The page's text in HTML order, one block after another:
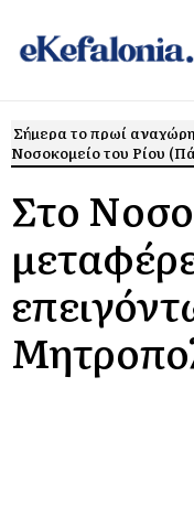
Σήμερα το πρωί
Νοσοκομείο του Ρίου
Στο